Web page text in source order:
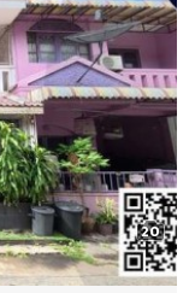
20